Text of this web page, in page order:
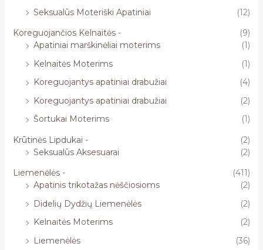
Seksualūs Moteriški Apatiniai
(12)
Koreguojančios Kelnaitės -
(9)
Apatiniai marškinėliai moterims
(1)
Kelnaitės Moterims
(1)
Koreguojantys apatiniai drabužiai
(4)
Koreguojantys apatiniai drabužiai
(2)
Šortukai Moterims
(1)
Krūtinės Lipdukai -
(2)
Seksualūs Aksesuarai
(2)
Liemenėlės -
(411)
Apatinis trikotažas nėščiosioms
(2)
Didelių Dydžių Liemenėlės
(2)
Kelnaitės Moterims
(2)
Liemenėlės
(36)